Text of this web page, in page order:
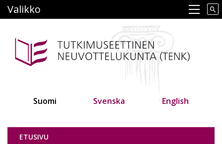
pääsisältöön
Main navigation
Valikko
Suomi Svenska English
Tutkimuseettinen neuvottelukunta
ETUSIVU